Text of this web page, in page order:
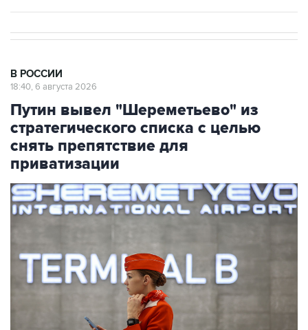
В РОССИИ
18:40, 6 августа 2026
Путин вывел "Шереметьево" из
стратегического списка с целью
снять препятствие для
приватизации